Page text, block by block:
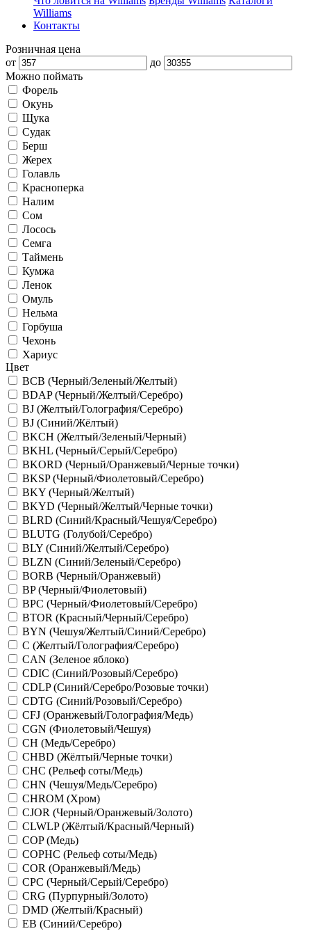
Williams
Контакты
Розничная цена
от
до
Можно поймать
Форель
Окунь
Щука
Судак
Берш
Жерех
Голавль
Красноперка
Налим
Сом
Лосось
Семга
Таймень
Кумжа
Ленок
Омуль
Нельма
Горбуша
Чехонь
Хариус
Цвет
BCB (Черный/Зеленый/Желтый)
BDAP (Черный/Желтый/Серебро)
BJ (Желтый/Голография/Серебро)
BJ (Синий/Жёлтый)
BKCH (Желтый/Зеленый/Черный)
BKHL (Черный/Серый/Серебро)
BKORD (Черный/Оранжевый/Черные точки)
BKSP (Черный/Фиолетовый/Серебро)
BKY (Черный/Желтый)
BKYD (Черный/Желтый/Черные точки)
BLRD (Синий/Красный/Чешуя/Серебро)
BLUTG (Голубой/Серебро)
BLY (Синий/Желтый/Серебро)
BLZN (Синий/Зеленый/Серебро)
BORB (Черный/Оранжевый)
BP (Черный/Фиолетовый)
BPC (Черный/Фиолетовый/Серебро)
BTOR (Красный/Черный/Серебро)
BYN (Чешуя/Желтый/Синий/Серебро)
C (Желтый/Голография/Серебро)
CAN (Зеленое яблоко)
CDIC (Синий/Розовый/Серебро)
CDLP (Синий/Серебро/Розовые точки)
CDTG (Синий/Розовый/Серебро)
CFJ (Оранжевый/Голография/Медь)
CGN (Фиолетовый/Чешуя)
CH (Медь/Серебро)
CHBD (Жёлтый/Черные точки)
CHC (Рельеф соты/Медь)
CHN (Чешуя/Медь/Серебро)
CHROM (Хром)
CJOR (Черный/Оранжевый/Золото)
CLWLP (Жёлтый/Красный/Черный)
COP (Медь)
COPHC (Рельеф соты/Медь)
COR (Оранжевый/Медь)
CPC (Черный/Серый/Серебро)
CRG (Пурпурный/Золото)
DMD (Желтый/Красный)
EB (Синий/Серебро)